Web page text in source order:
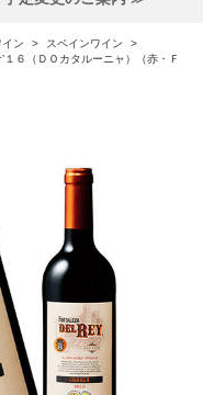
ン > スペインワイン
>
６（ＤＯカタルーニャ）（赤・Ｆ